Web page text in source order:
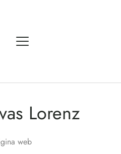
Lorenz
web